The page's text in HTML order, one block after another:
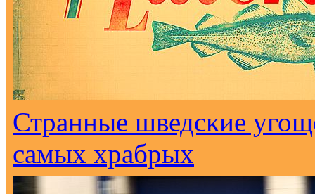
Странные шведские
самых храбрых